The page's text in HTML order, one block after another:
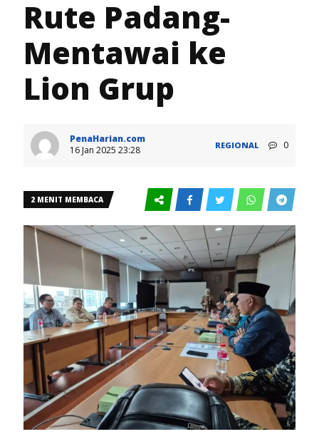
Rute Padang-
Mentawai ke
Lion Grup
PenaHarian.com
16 Jan 2025 23:28
REGIONAL 0
2 MENIT MEMBACA